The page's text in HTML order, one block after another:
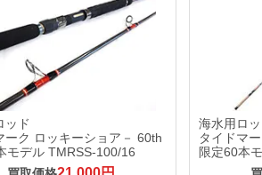
ッド
ーク ロッキーショア－ 60th
モデル TMRSS-100/16
海水用ロッ
タイドマ
限定60本